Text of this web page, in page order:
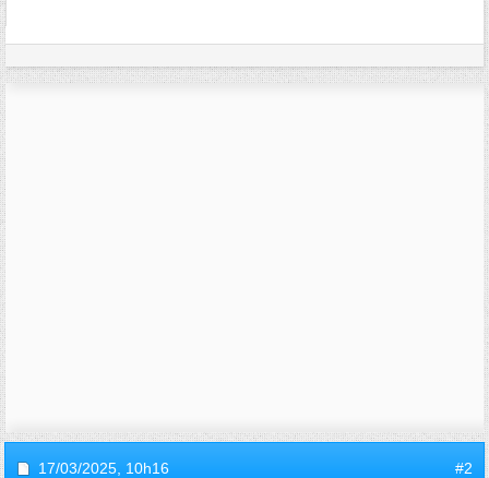
17/03/2025, 10h16 #2